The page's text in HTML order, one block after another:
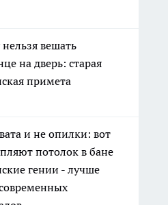
вешать
на дверь: старая
примета
и не опилки: вот
потолок в бане
гении - лучше